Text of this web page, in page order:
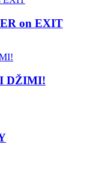
on EXIT
DŽIMI!